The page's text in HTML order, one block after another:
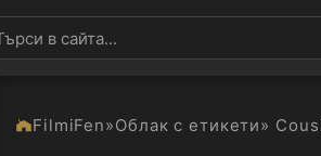
FilmiFen»Облак с етикети»